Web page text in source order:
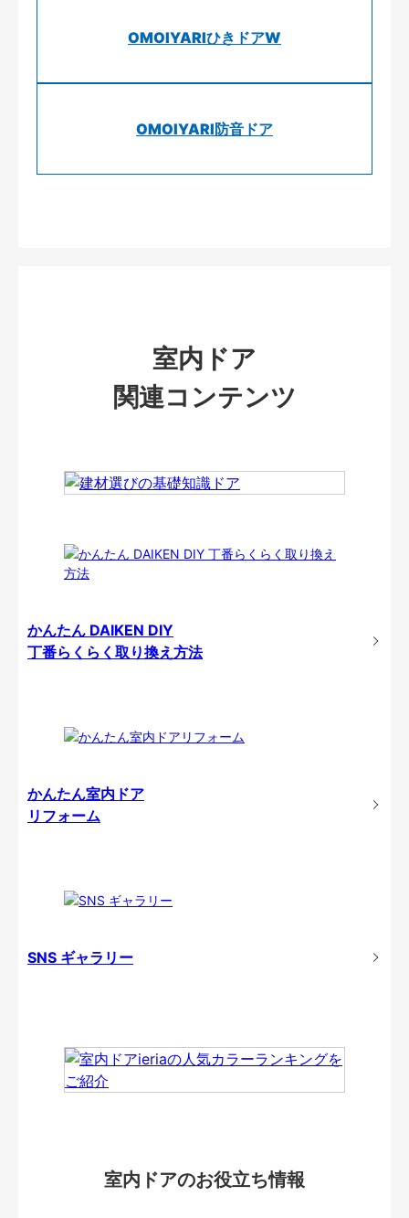
OMOIYARIひきドアW
OMOIYARI防音ドア
室内ドア
関連コンテンツ
かんたん DAIKEN DIY
丁番らくらく取り換え方法
かんたん室内ドア
リフォーム
SNS ギャラリー
室内ドアのお役立ち情報